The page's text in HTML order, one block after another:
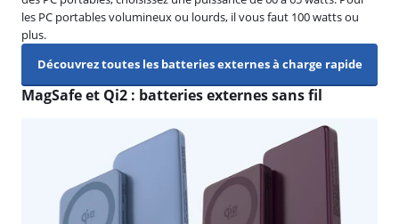
les PC portables volumineux ou lourds, il vous faut 100 watts ou
plus.
Découvrez toutes les batteries externes à charge rapide
MagSafe et Qi2 : batteries externes sans fil